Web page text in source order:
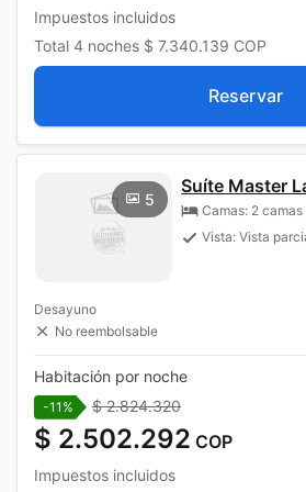
Impuestos incluidos
Total 4 noches $ 7.340.139 COP
Reservar
5
Suíte Master
Camas: 2
Vista: Vista
Desayuno
No reembolsable
Habitación por noche
-11% $ 2.824.320
$ 2.502.292 COP
Impuestos incluidos